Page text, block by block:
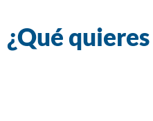
¿Qué